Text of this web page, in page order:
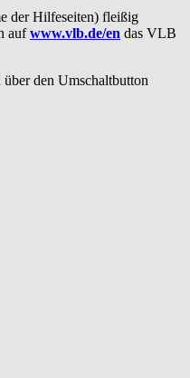
der Hilfeseiten) fleißig
aufwww.vlb.de/en das VLB
über den Umschaltbutton